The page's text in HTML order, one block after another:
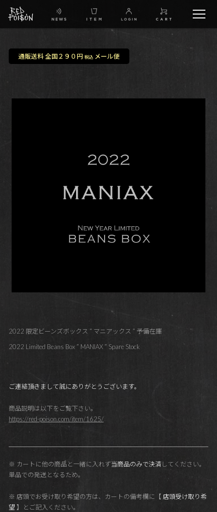
IG
通販送料 全国２９０円 税込メール便
2022 限定ビーンズボックス ” マニアックス ” 予備在庫
2022 Limited Beans Box ” MANIAX ” Spare Stock
ご連絡頂きまして誠にありがとうございます。
商品説明は以下をご覧下さい。
https://red-poison.com/item/1625/
※ カートに他の商品と一緒に入れず当商品のみで決済してください。
単品での発送となるため。
※ 店頭でお受け取り希望の方は、カートの備考欄に【 店頭受け取り希
望 】とご記入ください。